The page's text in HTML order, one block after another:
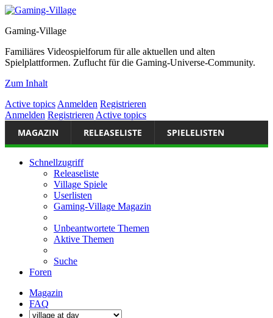
Gaming-Village
Familiäres Videospielforum für alle aktuellen und alten
Spielplattformen. Zuflucht für die Gaming-Universe-Community.
Zum Inhalt
Active topics Anmelden Registrieren
Anmelden Registrieren Active topics
MAGAZIN RELEASELISTE SPIELELISTEN
Schnellzugriff
Releaseliste
Village Spiele
Userlisten
Gaming-Village Magazin
Unbeantwortete Themen
Aktive Themen
Suche
Foren
Magazin
FAQ